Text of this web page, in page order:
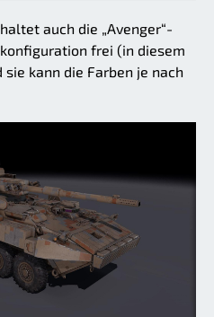
auch die „Avenger“-
frei (in diesem
sie kann die Farben je nach